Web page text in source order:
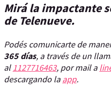
Mirá la impactante
de Telenueve.
Podés comunicarte de
365 días, a través de un
al1127716463, por mail a
descargando laapp.